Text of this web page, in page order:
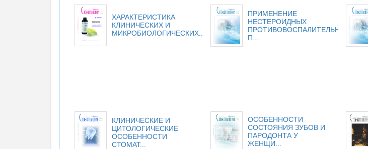
ХАРАКТЕРИСТИКА
КЛИНИЧЕСКИХ И
МИКРОБИОЛОГИЧЕСКИХ...
ПРИМЕНЕНИЕ
НЕСТЕРОИДНЫХ
ПРОТИВОВОСПАЛИТЕЛЬНЫХ
П...
КЛИНИЧЕСКИЕ И
ЦИТОЛОГИЧЕСКИЕ
ОСОБЕННОСТИ
СТОМАТ...
ОСОБЕННОСТИ
СОСТОЯНИЯ ЗУБОВ И
ПАРОДОНТА У
ЖЕНЩИ...